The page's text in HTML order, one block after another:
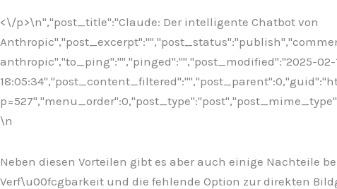
<\/p>\n","post_title":"Claude: Der intelligente Chatbot von
anthropic","to_ping":"","pinged":"","post_modified":"2025-
\n
Neben diesen Vorteilen gibt es aber auch einige Nachteile
Verf\u00fcgbarkeit und die fehlende Option zur direkten